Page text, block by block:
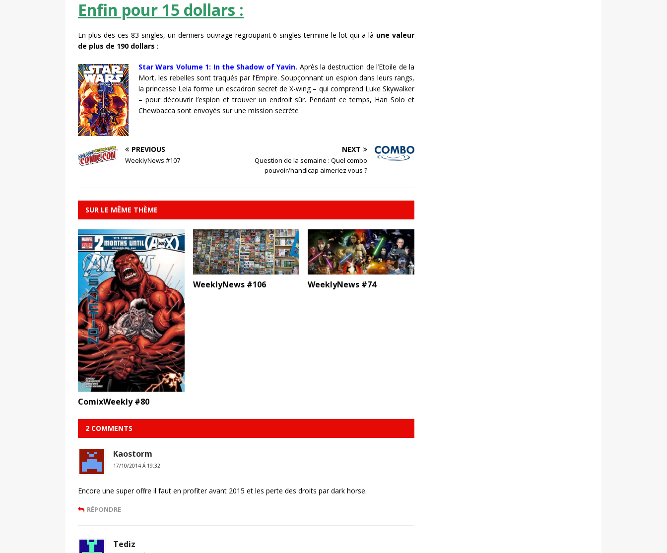
Enfin pour 15 dollars :
En plus des ces 83 singles, un derniers ouvrage regroupant 6 singles termine le lot qui a là une valeur
de plus de 190 dollars :
Star Wars Volume 1: In the Shadow of Yavin. Après la destruction de l’Etoile de la
Mort, les rebelles sont traqués par l’Empire. Soupçonnant un espion dans leurs rangs,
la princesse Leia forme un escadron secret de X-wing – qui comprend Luke Skywalker
– pour découvrir l’espion et trouver un endroit sûr. Pendant ce temps, Han Solo et
Chewbacca sont envoyés sur une mission secrète
PREVIOUS
WeeklyNews #107
NEXT
Question de la semaine : Quel combo
pouvoir/handicap aimeriez vous ?
SUR LE MÊME THÈME
ComixWeekly #80
WeeklyNews #106 WeeklyNews #74
2 COMMENTS
Kaostorm
17/10/2014 Á 19:32
Encore une super offre il faut en profiter avant 2015 et les perte des droits par dark horse.
RÉPONDRE
Tediz